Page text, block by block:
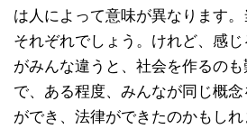
は人によって意味が異なります
それぞれでしょう。けれど、感
がみんな違うと、社会を作るの
で、ある程度、みんなが同じ概
ができ、法律ができたのかもし